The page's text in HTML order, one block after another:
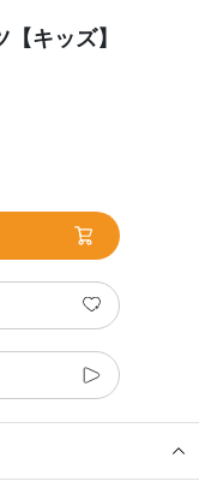
キッズ】